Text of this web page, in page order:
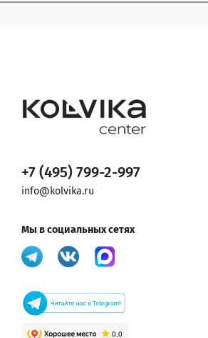
+7 (495) 799-2-997
info@kolvika.ru
Мы в социальных сетях